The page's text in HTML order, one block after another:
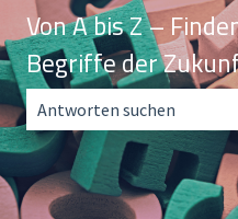
Von A bis Z –
Begriffe der
Es gibt keine Vorschläge,